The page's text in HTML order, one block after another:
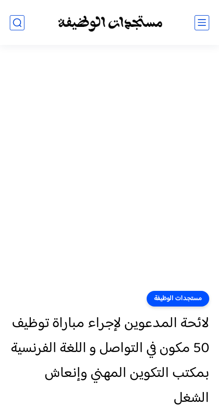
مستجدات الوظيفة
لائحة المدعوين لإجراء مباراة توظيف
50 مكون في التواصل و اللغة الفرنسية
بمكتب التكوين المهني وإنعاش
الشغل